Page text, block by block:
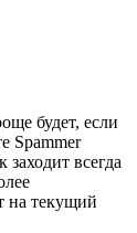
будет, если
Spammer
заходит всегда
на текущий